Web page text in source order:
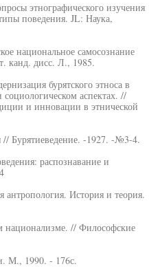
этнографического изучения
поведения. JL: Наука,
национальное самосознание
канд. дисс. Л., 1985.
бурятского этноса в
аспектах. //
и инновации в этнической
Бурятиеведение. -1927. -№3-4.
распознавание и
История и теория.
национализме. // Философские
М., 1990. - 176с.